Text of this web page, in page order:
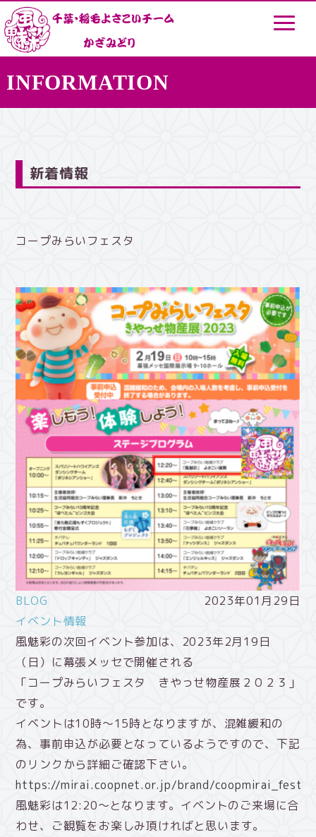
INFORMATION
新着情報
コープみらいフェスタ
BLOG
イベント情報
2023年01月29日
風魅彩の次回イベント参加は、2023年2月19日
（日）に幕張メッセで開催される
「コープみらいフェスタ きやっせ物産展２０２３」
です。
イベントは10時～15時となりますが、混雑緩和の
為、事前申込が必要となっているようですので、下記
のリンクから詳細ご確認下さい。
https://mirai.coopnet.or.jp/brand/
風魅彩は12:20～となります。イベントのご来場に合
わせ、ご観覧をお楽しみ頂ければと思います。